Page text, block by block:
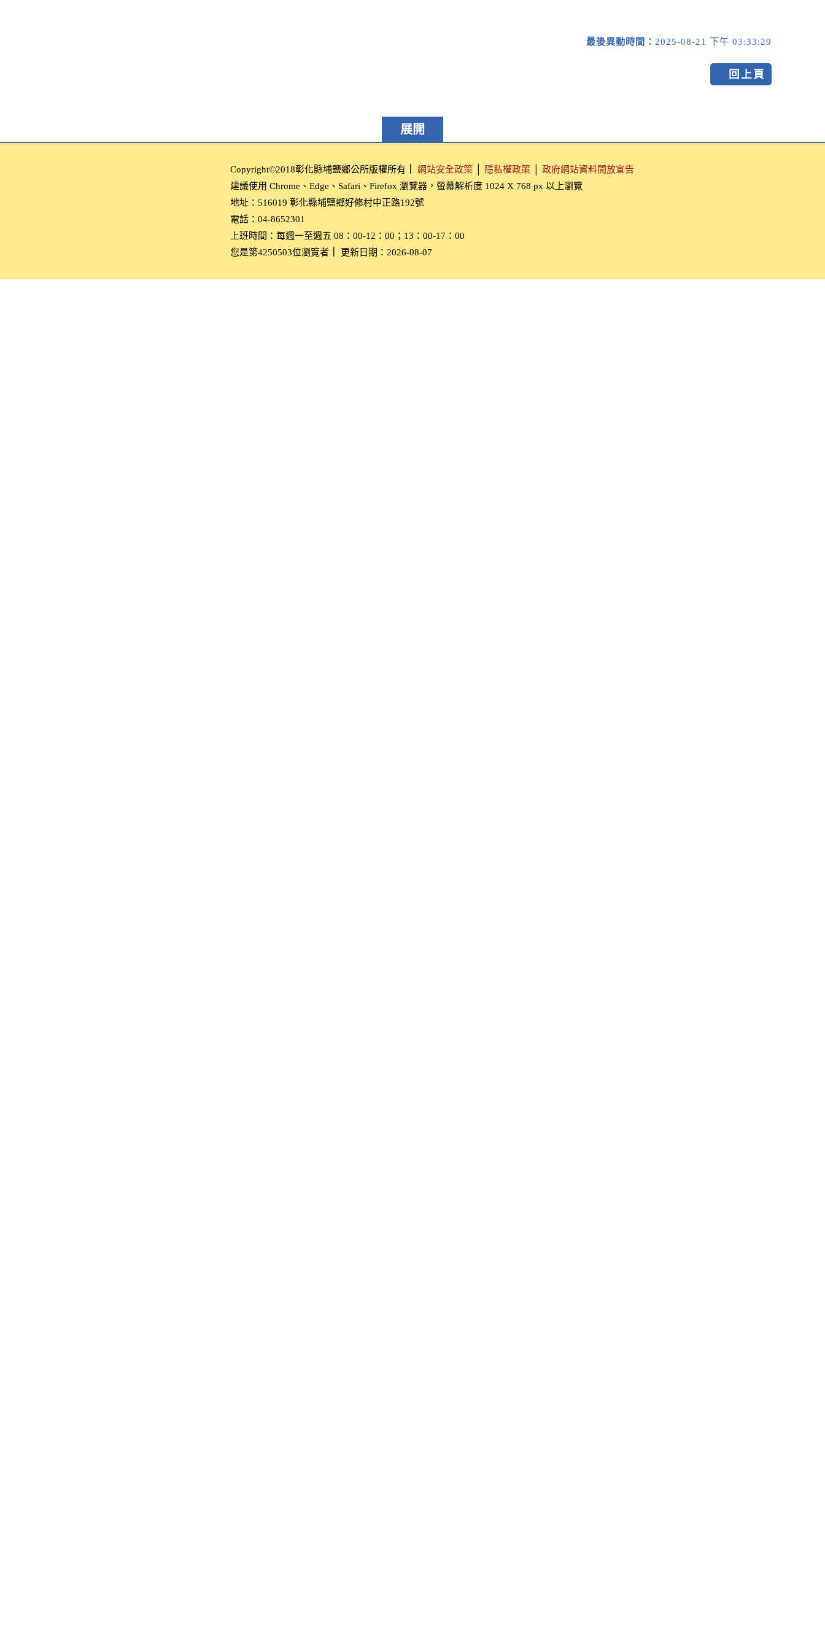
最後異動時間： 2025-08-21 下午 03:33:29
回上頁
展開
Copyright©2018彰化縣埔鹽鄉公所版權所有 網站安全政策 隱私權政策
政府網站資料開放宣告
建議使用 Chrome、Edge、Safari、Firefox 瀏覽器，螢幕解析度 1024 X 768 px 以上瀏覽
地址：516019 彰化縣埔鹽鄉好修村中正路192號
電話：04-8652301
上班時間：每週一至週五 08：00-12：00；13：00-17：00
您是第4250503位瀏覽者
更新日期：2026-08-07